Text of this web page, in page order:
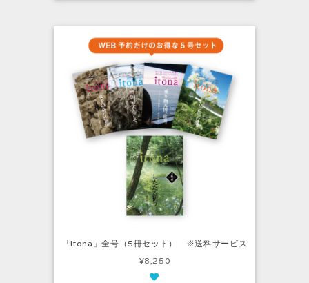
「itona」全号（5冊セット） ※送料サービス
¥8,250